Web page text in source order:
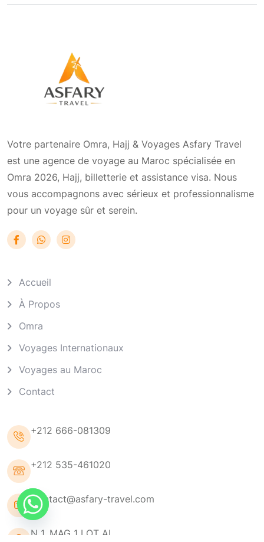
Votre partenaire Omra, Hajj & Voyages Asfary Travel
est une agence de voyage au Maroc spécialisée en
Omra 2026, Hajj, billetterie et assistance visa. Nous
vous accompagnons avec sérieux et professionnalisme
pour un voyage sûr et serein.
Accueil
À Propos
Omra
Voyages Internationaux
Voyages au Maroc
Contact
+212 666-081309
+212 535-461020
Contact@asfary-travel.com
N 1, MAG 1 LOT AL